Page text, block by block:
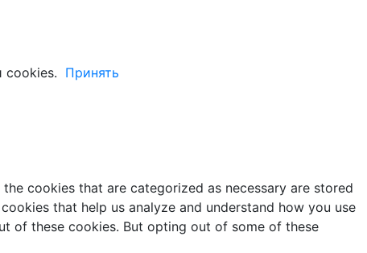
cookies. Принять
cookies that are categorized as necessary are stored
that help us analyze and understand how you use
of these cookies. But opting out of some of these